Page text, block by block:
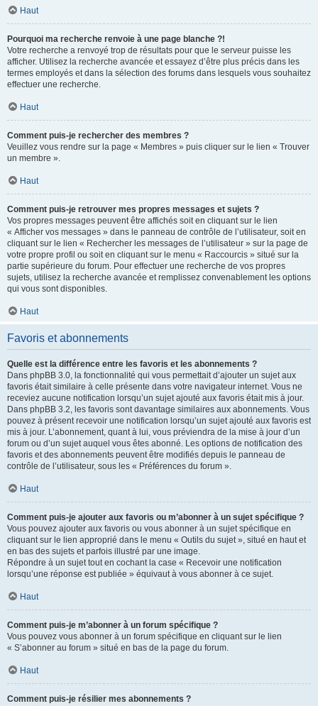
Haut
Pourquoi ma recherche renvoie à une page blanche ?!
Votre recherche a renvoyé trop de résultats pour que le serveur puisse les
afficher. Utilisez la recherche avancée et essayez d’être plus précis dans les
termes employés et dans la sélection des forums dans lesquels vous souhaitez
effectuer une recherche.
Haut
Comment puis-je rechercher des membres ?
Veuillez vous rendre sur la page « Membres » puis cliquer sur le lien « Trouver
un membre ».
Haut
Comment puis-je retrouver mes propres messages et sujets ?
Vos propres messages peuvent être affichés soit en cliquant sur le lien
« Afficher vos messages » dans le panneau de contrôle de l’utilisateur, soit en
cliquant sur le lien « Rechercher les messages de l’utilisateur » sur la page de
votre propre profil ou soit en cliquant sur le menu « Raccourcis » situé sur la
partie supérieure du forum. Pour effectuer une recherche de vos propres
sujets, utilisez la recherche avancée et remplissez convenablement les options
qui vous sont disponibles.
Haut
Favoris et abonnements
Quelle est la différence entre les favoris et les abonnements ?
Dans phpBB 3.0, la fonctionnalité qui vous permettait d’ajouter un sujet aux
favoris était similaire à celle présente dans votre navigateur internet. Vous ne
receviez aucune notification lorsqu’un sujet ajouté aux favoris était mis à jour.
Dans phpBB 3.2, les favoris sont davantage similaires aux abonnements. Vous
pouvez à présent recevoir une notification lorsqu’un sujet ajouté aux favoris est
mis à jour. L’abonnement, quant à lui, vous préviendra de la mise à jour d’un
forum ou d’un sujet auquel vous êtes abonné. Les options de notification des
favoris et des abonnements peuvent être modifiés depuis le panneau de
contrôle de l’utilisateur, sous les « Préférences du forum ».
Haut
Comment puis-je ajouter aux favoris ou m’abonner à un sujet spécifique ?
Vous pouvez ajouter aux favoris ou vous abonner à un sujet spécifique en
cliquant sur le lien approprié dans le menu « Outils du sujet », situé en haut et
en bas des sujets et parfois illustré par une image.
Répondre à un sujet tout en cochant la case « Recevoir une notification
lorsqu’une réponse est publiée » équivaut à vous abonner à ce sujet.
Haut
Comment puis-je m’abonner à un forum spécifique ?
Vous pouvez vous abonner à un forum spécifique en cliquant sur le lien
« S’abonner au forum » situé en bas de la page du forum.
Haut
Comment puis-je résilier mes abonnements ?